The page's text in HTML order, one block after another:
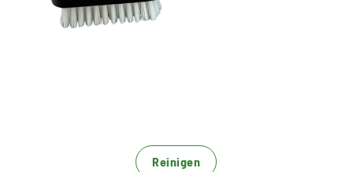
zur Trocken- und Feuchtreinigung von
Reinigen